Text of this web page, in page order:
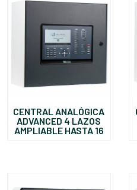
CENTRAL ANALÓGICA
ADVANCED 4 LAZOS
AMPLIABLE HASTA 16